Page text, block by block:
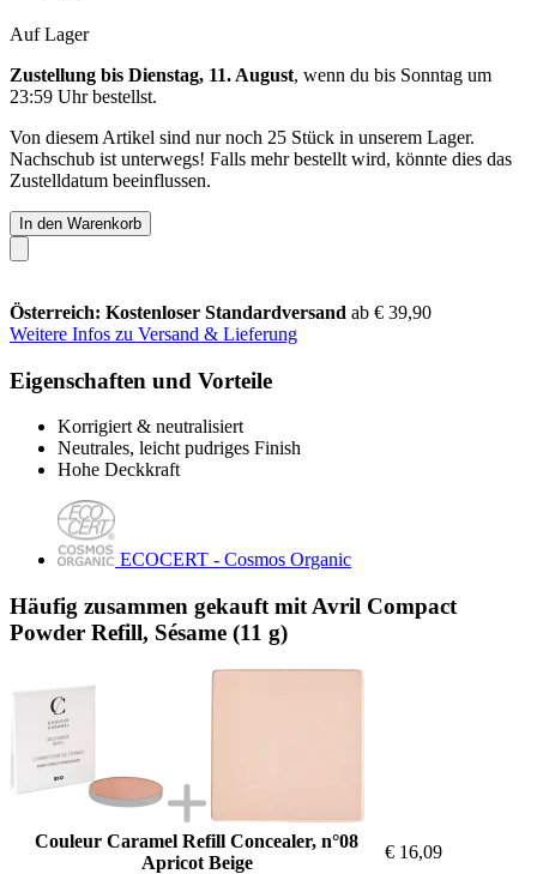
Auf Lager
Zustellung bis Dienstag, 11. August, wenn du bis Sonntag um
23:59 Uhrbestellst.
Von diesem Artikel sind nur noch 25 Stück in unserem Lager.
Nachschub ist unterwegs! Falls mehr bestellt wird, könnte dies das
Zustelldatum beeinflussen.
In den Warenkorb
Österreich: Kostenloser Standardversand ab € 39,90
Weitere Infos zu Versand & Lieferung
Eigenschaften und Vorteile
Korrigiert & neutralisiert
Neutrales, leicht pudriges Finish
Hohe Deckkraft
ECOCERT - Cosmos Organic
Häufig zusammen gekauft mit Avril Compact
Powder Refill, Sésame (11 g)
Couleur Caramel Refill Concealer, n°08
Apricot Beige
€ 16,09